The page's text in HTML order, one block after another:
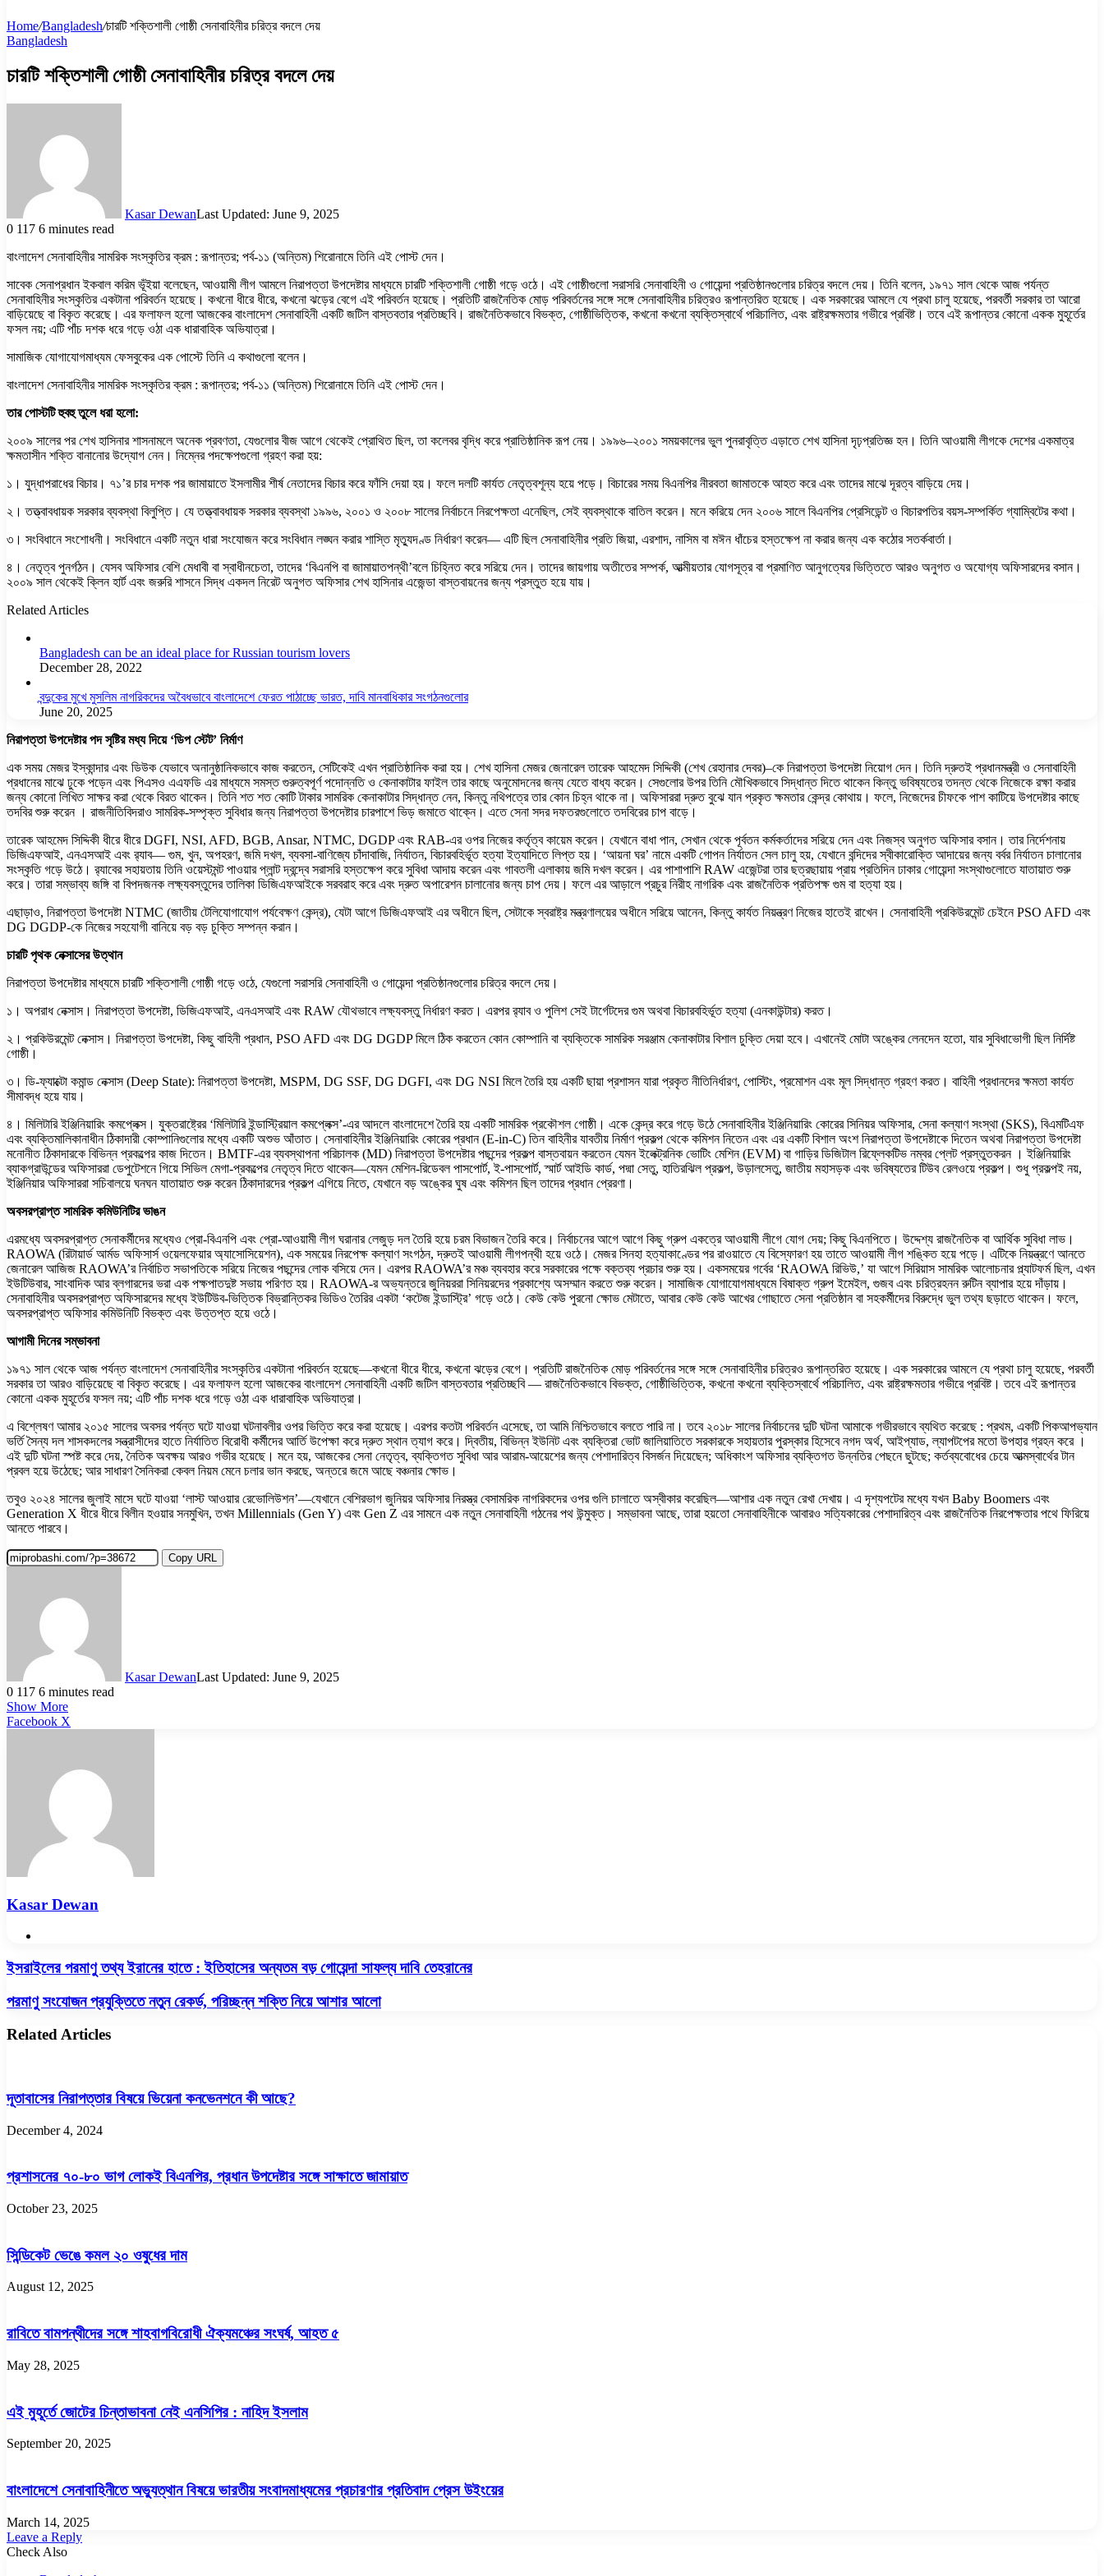
Home/Bangladesh/চারটি শক্তিশালী গোষ্ঠী সেনাবাহিনীর চরিত্র বদলে দেয়
Bangladesh
চারটি শক্তিশালী গোষ্ঠী সেনাবাহিনীর চরিত্র বদলে দেয়
Kasar DewanLast Updated: June 9, 2025
0 117 6 minutes read
বাংলাদেশ সেনাবাহিনীর সামরিক সংস্কৃতির ক্রম : রূপান্তর; পর্ব-১১ (অন্তিম) শিরোনামে তিনি এই পোস্ট দেন।
সাবেক সেনাপ্রধান ইকবাল করিম ভূঁইয়া বলেছেন, আওয়ামী লীগ আমলে নিরাপত্তা উপদেষ্টার মাধ্যমে চারটি শক্তিশালী গোষ্ঠী গড়ে ওঠে। এই গোষ্ঠীগুলো সরাসরি সেনাবাহিনী ও গোয়েন্দা প্রতিষ্ঠানগুলোর চরিত্র বদলে দেয়। তিনি বলেন, ১৯৭১ সাল থেকে আজ পর্যন্ত
সেনাবাহিনীর সংস্কৃতির একটানা পরিবর্তন হয়েছে। কখনো ধীরে ধীরে, কখনো ঝড়ের বেগে এই পরিবর্তন হয়েছে। প্রতিটি রাজনৈতিক মোড় পরিবর্তনের সঙ্গে সঙ্গে সেনাবাহিনীর চরিত্রও রূপান্তরিত হয়েছে। এক সরকারের আমলে যে প্রথা চালু হয়েছে, পরবর্তী সরকার তা আরো
বাড়িয়েছে বা বিকৃত করেছে। এর ফলাফল হলো আজকের বাংলাদেশ সেনাবাহিনী একটি জটিল বাস্তবতার প্রতিচ্ছবি। রাজনৈতিকভাবে বিভক্ত, গোষ্ঠীভিত্তিক, কখনো কখনো ব্যক্তিস্বার্থে পরিচালিত, এবং রাষ্ট্রক্ষমতার গভীরে প্রবিষ্ট। তবে এই রূপান্তর কোনো একক মুহূর্তের
ফসল নয়; এটি পাঁচ দশক ধরে গড়ে ওঠা এক ধারাবাহিক অভিযাত্রা।
সামাজিক যোগাযোগমাধ্যম ফেসবুকের এক পোস্টে তিনি এ কথাগুলো বলেন।
বাংলাদেশ সেনাবাহিনীর সামরিক সংস্কৃতির ক্রম : রূপান্তর; পর্ব-১১ (অন্তিম) শিরোনামে তিনি এই পোস্ট দেন।
তার পোস্টটি হুবহু তুলে ধরা হলো:
২০০৯ সালের পর শেখ হাসিনার শাসনামলে অনেক প্রবণতা, যেগুলোর বীজ আগে থেকেই প্রোথিত ছিল, তা কলেবর বৃদ্ধি করে প্রাতিষ্ঠানিক রূপ নেয়। ১৯৯৬–২০০১ সময়কালের ভুল পুনরাবৃত্তি এড়াতে শেখ হাসিনা দৃঢ়প্রতিজ্ঞ হন। তিনি আওয়ামী লীগকে দেশের একমাত্র
ক্ষমতাসীন শক্তি বানানোর উদ্যোগ নেন। নিম্নের পদক্ষেপগুলো গ্রহণ করা হয়:
১। যুদ্ধাপরাধের বিচার। ৭১’র চার দশক পর জামায়াতে ইসলামীর শীর্ষ নেতাদের বিচার করে ফাঁসি দেয়া হয়। ফলে দলটি কার্যত নেতৃত্বশূন্য হয়ে পড়ে। বিচারের সময় বিএনপির নীরবতা জামাতকে আহত করে এবং তাদের মাঝে দূরত্ব বাড়িয়ে দেয়।
২। তত্ত্বাবধায়ক সরকার ব্যবস্থা বিলুপ্তি। যে তত্ত্বাবধায়ক সরকার ব্যবস্থা ১৯৯৬, ২০০১ ও ২০০৮ সালের নির্বাচনে নিরপেক্ষতা এনেছিল, সেই ব্যবস্থাকে বাতিল করেন। মনে করিয়ে দেন ২০০৬ সালে বিএনপির প্রেসিডেন্ট ও বিচারপতির বয়স-সম্পর্কিত গ্যাম্বিটের কথা।
৩। সংবিধানে সংশোধনী। সংবিধানে একটি নতুন ধারা সংযোজন করে সংবিধান লঙ্ঘন করার শাস্তি মৃত্যুদণ্ড নির্ধারণ করেন— এটি ছিল সেনাবাহিনীর প্রতি জিয়া, এরশাদ, নাসিম বা মঈন ধাঁচের হস্তক্ষেপ না করার জন্য এক কঠোর সতর্কবার্তা।
৪। নেতৃত্ব পুনর্গঠন। যেসব অফিসার বেশি মেধাবী বা স্বাধীনচেতা, তাদের ‘বিএনপি বা জামায়াতপন্থী’বলে চিহ্নিত করে সরিয়ে দেন। তাদের জায়গায় অতীতের সম্পর্ক, আত্মীয়তার যোগসূত্র বা প্রমাণিত আনুগত্যের ভিত্তিতে আরও অনুগত ও অযোগ্য অফিসারদের বসান।
২০০৯ সাল থেকেই ক্লিন হার্ট এবং জরুরি শাসনে সিদ্ধ একদল নিরেট অনুগত অফিসার শেখ হাসিনার এজেন্ডা বাস্তবায়নের জন্য প্রস্তুত হয়ে যায়।
Related Articles
Bangladesh can be an ideal place for Russian tourism lovers
December 28, 2022
বন্দুকের মুখে মুসলিম নাগরিকদের অবৈধভাবে বাংলাদেশে ফেরত পাঠাচ্ছে ভারত, দাবি মানবাধিকার সংগঠনগুলোর
June 20, 2025
নিরাপত্তা উপদেষ্টার পদ সৃষ্টির মধ্য দিয়ে ‘ডিপ স্টেট’ নির্মাণ
এক সময় মেজর ইস্কান্দার এবং ডিউক যেভাবে অনানুষ্ঠানিকভাবে কাজ করতেন, সেটিকেই এখন প্রাতিষ্ঠানিক করা হয়। শেখ হাসিনা মেজর জেনারেল তারেক আহমেদ সিদ্দিকী (শেখ রেহানার দেবর)–কে নিরাপত্তা উপদেষ্টা নিয়োগ দেন। তিনি দ্রুতই প্রধানমন্ত্রী ও সেনাবাহিনী
প্রধানের মাঝে ঢুকে পড়েন এবং পিএসও এএফডি এর মাধ্যমে সমস্ত গুরুত্বপূর্ণ পদোন্নতি ও কেনাকাটার ফাইল তার কাছে অনুমোদনের জন্য যেতে বাধ্য করেন। সেগুলোর উপর তিনি মৌখিকভাবে সিদ্ধান্ত দিতে থাকেন কিন্তু ভবিষ্যতের তদন্ত থেকে নিজেকে রক্ষা করার
জন্য কোনো লিখিত সাক্ষর করা থেকে বিরত থাকেন। তিনি শত শত কোটি টাকার সামরিক কেনাকাটার সিদ্ধান্ত নেন, কিন্তু নথিপত্রে তার কোন চিহ্ন থাকে না। অফিসাররা দ্রুত বুঝে যান প্রকৃত ক্ষমতার কেন্দ্র কোথায়। ফলে, নিজেদের চীফকে পাশ কাটিয়ে উপদেষ্টার কাছে
তদবির শুরু করেন । রাজনীতিবিদরাও সামরিক-সম্পৃক্ত সুবিধার জন্য নিরাপত্তা উপদেষ্টার চারপাশে ভিড় জমাতে থাকে্ন। এতে সেনা সদর দফতরগুলোতে তদবিরের চাপ বাড়ে।
তারেক আহমেদ সিদ্দিকী ধীরে ধীরে DGFI, NSI, AFD, BGB, Ansar, NTMC, DGDP এবং RAB-এর ওপর নিজের কর্তৃত্ব কায়েম করেন। যেখানে বাধা পান, সেখান থেকে পূর্বতন কর্মকর্তাদের সরিয়ে দেন এবং নিজস্ব অনুগত অফিসার বসান। তার নির্দেশনায়
ডিজিএফআই, এনএসআই এবং র‍্যাব— গুম, খুন, অপহরণ, জমি দখল, ব্যবসা-বাণিজ্যে চাঁদাবাজি, নির্যাতন, বিচারবহির্ভূত হত্যা ইত্যাদিতে লিপ্ত হয়। ‘আয়না ঘর’ নামে একটি গোপন নির্যাতন সেল চালু হয়, যেখানে বন্দিদের স্বীকারোক্তি আদায়ের জন্য বর্বর নির্যাতন চালানোর
সংস্কৃতি গড়ে উঠে। র‍্যাবের সহায়তায় তিনি ওয়েস্টমন্ট পাওয়ার প্লান্ট দ্বন্দ্বে সরাসরি হস্তক্ষেপ করে সুবিধা আদায় করেন এবং গাবতলী এলাকায় জমি দখল করেন। এর পাশাপাশি RAW এজেন্টরা তার ছত্রছায়ায় প্রায় প্রতিদিন ঢাকার গোয়েন্দা সংস্থাগুলোতে যাতায়াত শুরু
করে। তারা সম্ভাব্য জঙ্গি বা বিপদজনক লক্ষ্যবস্তুদের তালিকা ডিজিএফআইকে সরবরাহ করে এবং দ্রুত অপারেশন চালানোর জন্য চাপ দেয়। ফলে এর আড়ালে প্রচুর নিরীহ নাগরিক এবং রাজনৈতিক প্রতিপক্ষ গুম বা হত্যা হয়।
এছাড়াও, নিরাপত্তা উপদেষ্টা NTMC (জাতীয় টেলিযোগাযোগ পর্যবেক্ষণ কেন্দ্র), যেটা আগে ডিজিএফআই এর অধীনে ছিল, সেটাকে স্বরাষ্ট্র মন্ত্রণালয়ের অধীনে সরিয়ে আনেন, কিন্তু কার্যত নিয়ন্ত্রণ নিজের হাতেই রাখেন। সেনাবাহিনী প্রকিউরমেন্ট চেইনে PSO AFD এবং
DG DGDP-কে নিজের সহযোগী বানিয়ে বড় বড় চুক্তি সম্পন্ন করান।
চারটি পৃথক নেক্সাসের উত্থান
নিরাপত্তা উপদেষ্টার মাধ্যমে চারটি শক্তিশালী গোষ্ঠী গড়ে ওঠে, যেগুলো সরাসরি সেনাবাহিনী ও গোয়েন্দা প্রতিষ্ঠানগুলোর চরিত্র বদলে দেয়।
১। অপরাধ নেক্সাস। নিরাপত্তা উপদেষ্টা, ডিজিএফআই, এনএসআই এবং RAW যৌথভাবে লক্ষ্যবস্তু নির্ধারণ করত। এরপর র‍্যাব ও পুলিশ সেই টার্গেটদের গুম অথবা বিচারবহির্ভূত হত্যা (এনকাউন্টার) করত।
২। প্রকিউরমেন্ট নেক্সাস। নিরাপত্তা উপদেষ্টা, কিছু বাহিনী প্রধান, PSO AFD এবং DG DGDP মিলে ঠিক করতেন কোন কোম্পানি বা ব্যক্তিকে সামরিক সরঞ্জাম কেনাকাটার বিশাল চুক্তি দেয়া হবে। এখানেই মোটা অঙ্কের লেনদেন হতো, যার সুবিধাভোগী ছিল নির্দিষ্ট
গোষ্ঠী।
৩। ডি-ফ্যাক্টো কমান্ড নেক্সাস (Deep State): নিরাপত্তা উপদেষ্টা, MSPM, DG SSF, DG DGFI, এবং DG NSI মিলে তৈরি হয় একটি ছায়া প্রশাসন যারা প্রকৃত নীতিনির্ধারণ, পোস্টিং, প্রমোশন এবং মূল সিদ্ধান্ত গ্রহণ করত। বাহিনী প্রধানদের ক্ষমতা কার্যত
সীমাবদ্ধ হয়ে যায়।
৪। মিলিটারি ইঞ্জিনিয়ারিং কমপ্লেক্স। যুক্তরাষ্ট্রের ‘মিলিটারি ইন্ডাস্ট্রিয়াল কমপ্লেক্স’-এর আদলে বাংলাদেশে তৈরি হয় একটি সামরিক প্রকৌশল গোষ্ঠী। একে কেন্দ্র করে গড়ে উঠে সেনাবাহিনীর ইঞ্জিনিয়ারিং কোরের সিনিয়র অফিসার, সেনা কল্যাণ সংস্থা (SKS), বিএমটিএফ
এবং ব্যক্তিমালিকানাধীন ঠিকাদারী কোম্পানিগুলোর মধ্যে একটি অশুভ আঁতাত। সেনাবাহিনীর ইঞ্জিনিয়ারিং কোরের প্রধান (E-in-C) তিন বাহিনীর যাবতীয় নির্মাণ প্রকল্প থেকে কমিশন নিতেন এবং এর একটি বিশাল অংশ নিরাপত্তা উপদেষ্টাকে দিতেন অথবা নিরাপত্তা উপদেষ্টা
মনোনীত ঠিকাদারকে বিভিন্ন প্রকল্পের কাজ দিতেন। BMTF-এর ব্যবস্থাপনা পরিচালক (MD) নিরাপত্তা উপদেষ্টার পছন্দের প্রকল্প বাস্তবায়ন করতেন যেমন ইলেক্ট্রনিক ভোটিং মেশিন (EVM) বা গাড়ির ডিজিটাল রিফ্লেকটিভ নম্বর প্লেট প্রস্তুতকরন । ইঞ্জিনিয়ারিং
ব্যাকগ্রাউন্ডের অফিসাররা ডেপুটেশনে গিয়ে সিভিল মেগা-প্রকল্পের নেতৃত্ব দিতে থাকেন—যেমন মেশিন-রিডেবল পাসপোর্ট, ই-পাসপোর্ট, স্মার্ট আইডি কার্ড, পদ্মা সেতু, হাতিরঝিল প্রকল্প, উড়ালসেতু, জাতীয় মহাসড়ক এবং ভবিষ্যতের টিউব রেলওয়ে প্রকল্প। শুধু প্রকল্পই নয়,
ইঞ্জিনিয়ার অফিসাররা সচিবালয়ে ঘনঘন যাতায়াত শুরু করেন ঠিকাদারদের প্রকল্প এগিয়ে নিতে, যেখানে বড় অঙ্কের ঘুষ এবং কমিশন ছিল তাদের প্রধান প্রেরণা।
অবসরপ্রাপ্ত সামরিক কমিউনিটির ভাঙন
এরমধ্যে অবসরপ্রাপ্ত সেনাকর্মীদের মধ্যেও প্রো-বিএনপি এবং প্রো-আওয়ামী লীগ ঘরানার লেজুড় দল তৈরি হয়ে চরম বিভাজন তৈরি করে। নির্বাচনের আগে আগে কিছু গ্রুপ একত্রে আওয়ামী লীগে যোগ দেয়; কিছু বিএনপিতে। উদ্দেশ্য রাজনৈতিক বা আর্থিক সুবিধা লাভ।
RAOWA (রিটায়ার্ড আর্মড অফিসার্স ওয়েলফেয়ার অ্যাসোসিয়েশন), এক সময়ের নিরপেক্ষ কল্যাণ সংগঠন, দ্রুতই আওয়ামী লীগপন্থী হয়ে ওঠে। মেজর সিনহা হত্যাকাণ্ডের পর রাওয়াতে যে বিস্ফোরণ হয় তাতে আওয়ামী লীগ শঙ্কিত হয়ে পড়ে। এটিকে নিয়ন্ত্রণে আনতে
জেনারেল আজিজ RAOWA’র নির্বাচিত সভাপতিকে সরিয়ে নিজের পছন্দের লোক বসিয়ে দেন। এরপর RAOWA’র মঞ্চ ব্যবহার করে সরকারের পক্ষে বক্তব্য প্রচার শুরু হয়। একসময়ের গর্বের ‘RAOWA রিভিউ,’ যা আগে সিরিয়াস সামরিক আলোচনার প্ল্যাটফর্ম ছিল, এখন
ইউটিউবার, সাংবাদিক আর ব্লগারদের ভরা এক পক্ষপাতদুষ্ট সভায় পরিণত হয়। RAOWA-র অভ্যন্তরে জুনিয়ররা সিনিয়রদের প্রকাশ্যে অসম্মান করতে শুরু করেন। সামাজিক যোগাযোগমাধ্যমে বিষাক্ত গ্রুপ ইমেইল, গুজব এবং চরিত্রহনন রুটিন ব্যাপার হয়ে দাঁড়ায়।
সেনাবাহিনীর অবসরপ্রাপ্ত অফিসারদের মধ্যে ইউটিউব-ভিত্তিক বিভ্রান্তিকর ভিডিও তৈরির একটা ‘কটেজ ইন্ডাস্ট্রি’ গড়ে ওঠে। কেউ কেউ পুরনো ক্ষোভ মেটাতে, আবার কেউ কেউ আখের গোছাতে সেনা প্রতিষ্ঠান বা সহকর্মীদের বিরুদ্ধে ভুল তথ্য ছড়াতে থাকেন। ফলে,
অবসরপ্রাপ্ত অফিসার কমিউনিটি বিভক্ত এবং উত্তপ্ত হয়ে ওঠে।
আগামী দিনের সম্ভাবনা
১৯৭১ সাল থেকে আজ পর্যন্ত বাংলাদেশ সেনাবাহিনীর সংস্কৃতির একটানা পরিবর্তন হয়েছে—কখনো ধীরে ধীরে, কখনো ঝড়ের বেগে। প্রতিটি রাজনৈতিক মোড় পরিবর্তনের সঙ্গে সঙ্গে সেনাবাহিনীর চরিত্রও রূপান্তরিত হয়েছে। এক সরকারের আমলে যে প্রথা চালু হয়েছে, পরবর্তী
সরকার তা আরও বাড়িয়েছে বা বিকৃত করেছে। এর ফলাফল হলো আজকের বাংলাদেশ সেনাবাহিনী একটি জটিল বাস্তবতার প্রতিচ্ছবি — রাজনৈতিকভাবে বিভক্ত, গোষ্ঠীভিত্তিক, কখনো কখনো ব্যক্তিস্বার্থে পরিচালিত, এবং রাষ্ট্রক্ষমতার গভীরে প্রবিষ্ট। তবে এই রূপান্তর
কোনো একক মুহূর্তের ফসল নয়; এটি পাঁচ দশক ধরে গড়ে ওঠা এক ধারাবাহিক অভিযাত্রা।
এ বিশ্লেষণ আমার ২০১৫ সালের অবসর পর্যন্ত ঘটে যাওয়া ঘটনাবলীর ওপর ভিত্তি করে করা হয়েছে। এরপর কতটা পরিবর্তন এসেছে, তা আমি নিশ্চিতভাবে বলতে পারি না। তবে ২০১৮ সালের নির্বাচনের দুটি ঘটনা আমাকে গভীরভাবে ব্যথিত করেছে : প্রথম, একটি পিকআপভ্যান
ভর্তি সৈন্য দল শাসকদলের সন্ত্রাসীদের হাতে নির্যাতিত বিরোধী কর্মীদের আর্তি উপেক্ষা করে দ্রুত স্থান ত্যাগ করে। দ্বিতীয়, বিভিন্ন ইউনিট এবং ব্যক্তিরা ভোট জালিয়াতিতে সরকারকে সহায়তার পুরস্কার হিসেবে নগদ অর্থ, আইপ্যাড, ল্যাপটপের মতো উপহার গ্রহন করে ।
এই দুটি ঘটনা স্পষ্ট করে দেয়, নৈতিক অবক্ষয় আরও গভীর হয়েছে। মনে হয়, আজকের সেনা নেতৃত্ব, ব্যক্তিগত সুবিধা আর আরাম-আয়েশের জন্য পেশাদারিত্ব বিসর্জন দিয়েছেন; অধিকাংশ অফিসার ব্যক্তিগত উন্নতির পেছনে ছুটছে; কর্তব্যবোধের চেয়ে আত্মস্বার্থের টান
প্রবল হয়ে উঠেছে; আর সাধারণ সৈনিকরা কেবল নিয়ম মেনে চলার ভান করছে, অন্তরে জমে আছে বঞ্চনার ক্ষোভ।
তবুও ২০২৪ সালের জুলাই মাসে ঘটে যাওয়া ‘লাস্ট আওয়ার রেভোলিউশন’—যেখানে বেশিরভাগ জুনিয়র অফিসার নিরস্ত্র বেসামরিক নাগরিকদের ওপর গুলি চালাতে অস্বীকার করেছিল—আশার এক নতুন রেখা দেখায়। এ দৃশ্যপটের মধ্যে যখন Baby Boomers এবং
Generation X ধীরে ধীরে বিলীন হওয়ার সনমুখিন, তখন Millennials (Gen Y) এবং Gen Z এর সামনে এক নতুন সেনাবাহিনী গঠনের পথ উন্মুক্ত। সম্ভাবনা আছে, তারা হয়তো সেনাবাহিনীকে আবারও সত্যিকারের পেশাদারিত্ব এবং রাজনৈতিক নিরপেক্ষতার পথে ফিরিয়ে
আনতে পারবে।
Copy URL
Kasar DewanLast Updated: June 9, 2025
0 117 6 minutes read
Show More
Facebook X
Kasar Dewan
ইসরাইলের
তথ্য
ইরানের
:
গোয়েন্দা
সাফল্য
দাবি
ইসরাইলের পরমাণু তথ্য ইরানের হাতে : ইতিহাসের অন্যতম বড় গোয়েন্দা সাফল্য দাবি তেহরানের
পরমাণু
সংযোজন
প্রযুক্তিতে
নতুন
নিয়ে
আলো
পরমাণু সংযোজন প্রযুক্তিতে নতুন রেকর্ড, পরিচ্ছন্ন শক্তি নিয়ে আশার আলো
Related Articles
দূতাবাসের নিরাপত্তার বিষয়ে ভিয়েনা কনভেনশনে কী আছে?
December 4, 2024
প্রশাসনের ৭০-৮০ ভাগ লোকই বিএনপির, প্রধান উপদেষ্টার সঙ্গে সাক্ষাতে জামায়াত
October 23, 2025
সিন্ডিকেট ভেঙে কমল ২০ ওষুধের দাম
August 12, 2025
রাবিতে বামপন্থীদের সঙ্গে শাহবাগবিরোধী ঐক্যমঞ্চের সংঘর্ষ, আহত ৫
May 28, 2025
এই মুহূর্তে জোটের চিন্তাভাবনা নেই এনসিপির : নাহিদ ইসলাম
September 20, 2025
বাংলাদেশে সেনাবাহিনীতে অভ্যুত্থান বিষয়ে ভারতীয় সংবাদমাধ্যমের প্রচারণার প্রতিবাদ প্রেস উইংয়ের
March 14, 2025
Leave a Reply
Check Also